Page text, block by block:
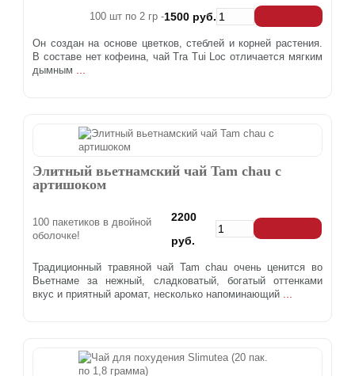
100 шт по 2 гр -1500 руб.
Он создан на основе цветков, стеблей и корней растения.
В составе нет кофеина, чай Tra Tui Loc отличается мягким
дымным
Элитный вьетнамский чай Tam chau с
артишоком
100 пакетиков в двойной
оболочке!
2200
руб.
Традиционный травяной чай Tam chau очень ценится во
Вьетнаме за нежный, сладковатый, богатый оттенками
вкус и приятный аромат, несколько напоминающий